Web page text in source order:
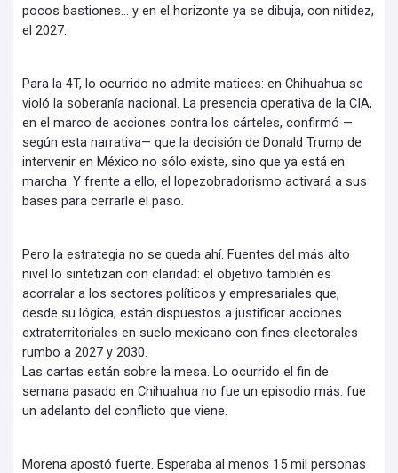
pocos bastiones… y en el horizonte ya se dibuja, con nitidez,
el 2027.
Para la 4T, lo ocurrido no admite matices: en Chihuahua se
violó la soberanía nacional. La presencia operativa de la CIA,
en el marco de acciones contra los cárteles, confirmó —
según esta narrativa— que la decisión de Donald Trump de
intervenir en México no sólo existe, sino que ya está en
marcha. Y frente a ello, el lopezobradorismo activará a sus
bases para cerrarle el paso.
Pero la estrategia no se queda ahí. Fuentes del más alto
nivel lo sintetizan con claridad: el objetivo también es
acorralar a los sectores políticos y empresariales que,
desde su lógica, están dispuestos a justificar acciones
extraterritoriales en suelo mexicano con fines electorales
rumbo a 2027 y 2030.
Las cartas están sobre la mesa. Lo ocurrido el fin de
semana pasado en Chihuahua no fue un episodio más: fue
un adelanto del conflicto que viene.
Morena apostó fuerte. Esperaba al menos 15 mil personas